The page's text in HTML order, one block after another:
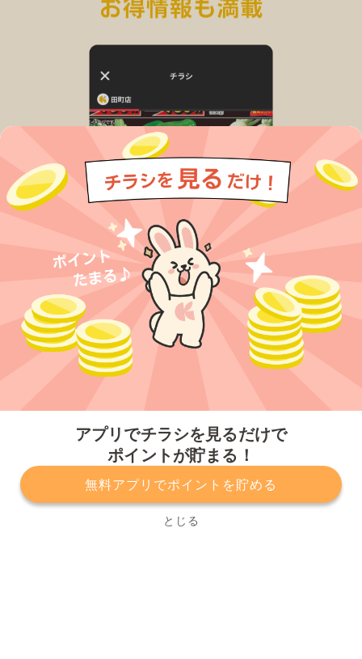
アプリでチラシを見るだけで
ポイントが貯まる！
無料アプリでポイントを貯める
とじる
プライバシーポリシー 利用規約
運営会社
サービスに関してのお問い合わせ